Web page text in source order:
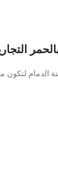
الدمام لتكون